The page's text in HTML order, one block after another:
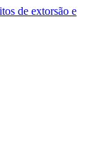
de extorsão e